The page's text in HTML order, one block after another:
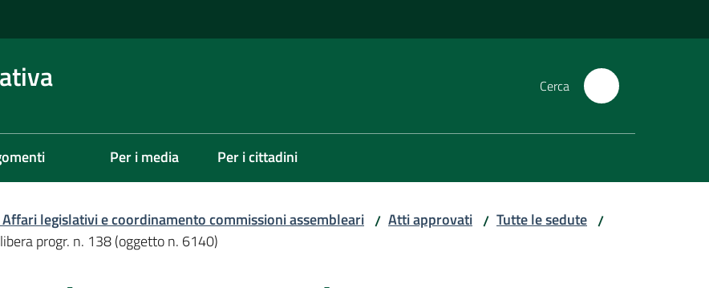
Cerca
Per i media Per i cittadini
legislativi e coordinamento commissioni assembleari / Atti approvati / Tutte le sedute /
progr. n. 138 (oggetto n. 6140)